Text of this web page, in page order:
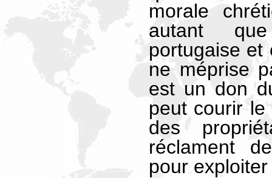
morale
autant
portugaise et
ne méprise
est un don
peut courir le
des
réclament
pour